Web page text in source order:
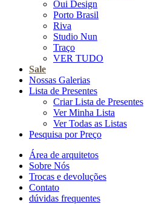
Oui Design
Porto Brasil
Riva
Studio Nun
Traço
VER TUDO
Sale
Nossas Galerias
Lista de Presentes
Criar Lista de Presentes
Ver Minha Lista
Ver Todas as Listas
Pesquisa por Preço
Área de arquitetos
Sobre Nós
Trocas e devoluções
Contato
dúvidas frequentes